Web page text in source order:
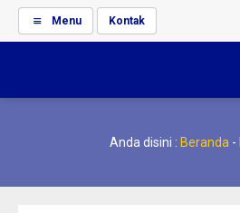
Menu Kontak
Anda disini : Beranda -